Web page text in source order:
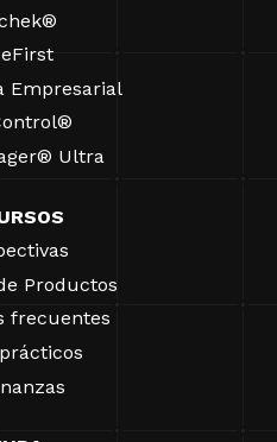
Empresarial
Ultra
Productos
frecuentes